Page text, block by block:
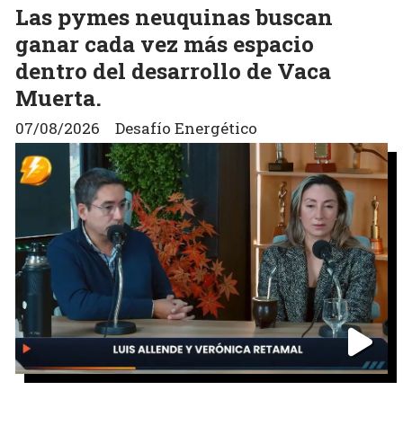
Las pymes neuquinas buscan
ganar cada vez más espacio
dentro del desarrollo de Vaca
Muerta.
Desafío Energético
07/08/2026